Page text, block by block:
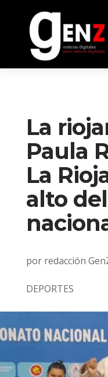
La
Paula
La
alto
por redacción
DEPORTES